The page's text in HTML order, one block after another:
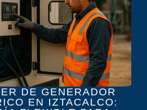
DE GENERADOR
EN IZTACALCO: